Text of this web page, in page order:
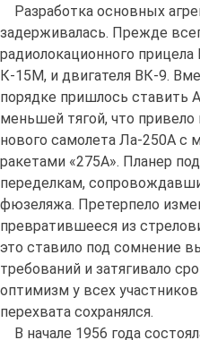
Разработка основных
задерживалась. Прежде
радиолокационного
К-15М, и двигателя ВК-9.
порядке пришлось ставить
меньшей тягой, что
нового самолета Ла-250А
ракетами «275А». Планер
переделкам,
фюзеляжа. Претерпело
превратившееся из
это ставило под сомнение
требований и затягивало
оптимизм у всех
перехвата сохранялся.
В начале 1956 года